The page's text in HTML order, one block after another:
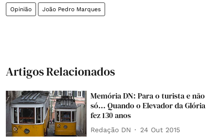
Opinião João Pedro Marques
Artigos Relacionados
Memória DN: Para o turista e não
só... Quando o Elevador da Glória
fez 130 anos
Redação DN 24 Out 2015